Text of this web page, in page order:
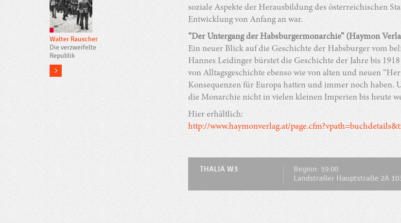
Walter Rauscher
Die verzweifelte
Republik
more
soziale Aspekte der Herausbildung des österreichischen
Entwicklung von Anfang an war.
“Der Untergang der Habsburgermonarchie” (Haymon
Ein neuer Blick auf die Geschichte der Habsburger vom
Hannes Leidinger bürstet die Geschichte der Jahre bis
von Alltagsgeschichte ebenso wie von alten und neuen
Konsequenzen für Europa hatten und immer noch haben.
die Monarchie nicht in vielen kleinen Imperien bis heute
Hier erhältlich:
http://www.haymonverlag.at/
THALIA W3
Beginn: 19:00
Landstraßer Hauptstraße 2A